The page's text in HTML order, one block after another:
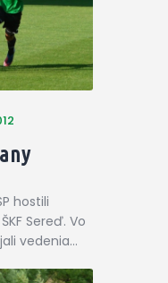
hostili
Sereď. Vo
vedenia…